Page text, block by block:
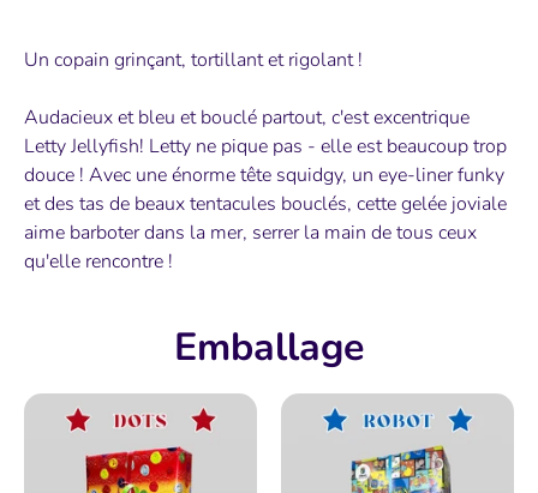
Un copain grinçant, tortillant et rigolant !
Audacieux et bleu et bouclé partout, c'est excentrique
Letty Jellyfish! Letty ne pique pas - elle est beaucoup trop
douce ! Avec une énorme tête squidgy, un eye-liner funky
et des tas de beaux tentacules bouclés, cette gelée joviale
aime barboter dans la mer, serrer la main de tous ceux
qu'elle rencontre !
Emballage